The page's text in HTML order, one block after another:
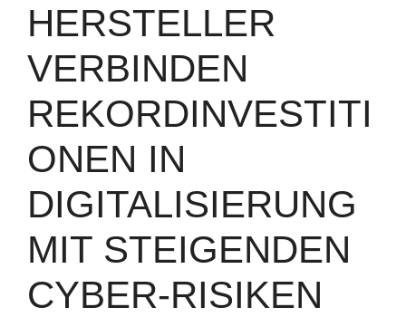
HERSTELLER
VERBINDEN
REKORDINVESTITI
ONEN IN
DIGITALISIERUNG
MIT STEIGENDEN
CYBER-RISIKEN